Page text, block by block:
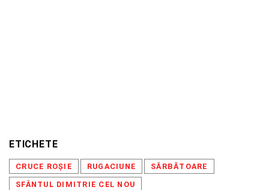
ETICHETE
CRUCE ROȘIE RUGACIUNE
SĂRBĂTOARE
SFÂNTUL DIMITRIE CEL NOU